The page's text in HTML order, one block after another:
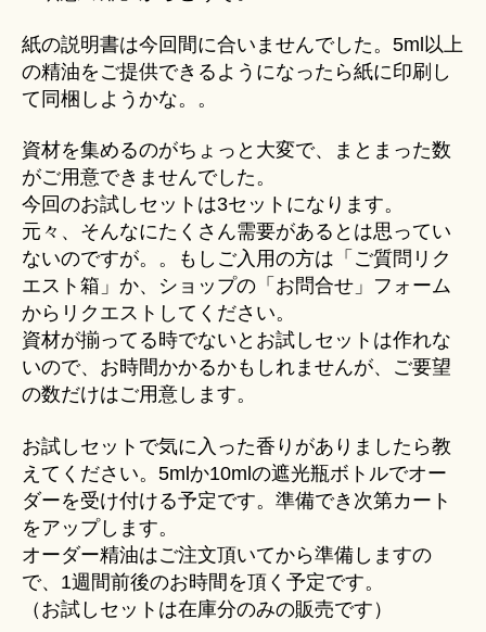
紙の説明書は今回間に合いませんでした。5ml以上
の精油をご提供できるようになったら紙に印刷し
て同梱しようかな。。
資材を集めるのがちょっと大変で、まとまった数
がご用意できませんでした。
今回のお試しセットは3セットになります。
元々、そんなにたくさん需要があるとは思ってい
ないのですが。。もしご入用の方は「ご質問リク
エスト箱」か、ショップの「お問合せ」フォーム
からリクエストしてください。
資材が揃ってる時でないとお試しセットは作れな
いので、お時間かかるかもしれませんが、ご要望
の数だけはご用意します。
お試しセットで気に入った香りがありましたら教
えてください。5mlか10mlの遮光瓶ボトルでオー
ダーを受け付ける予定です。準備でき次第カート
をアップします。
オーダー精油はご注文頂いてから準備しますの
で、1週間前後のお時間を頂く予定です。
（お試しセットは在庫分のみの販売です）